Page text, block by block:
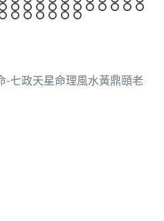
-七政天星命理風水黃鼎頤老